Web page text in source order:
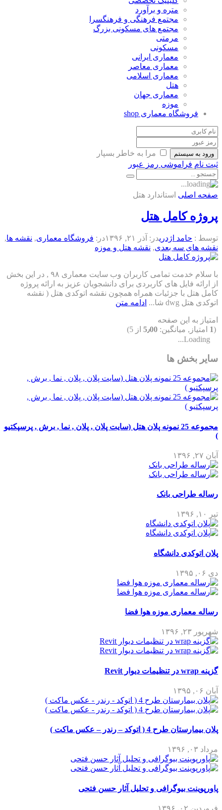
متره و برآورد
مجتمع فرهنگی و فرهنگسرا
مجتمع های مسکونی بزرگ
مرمتی
مسکونی
معماری ایرانی
معماری معاصر
معماری اسلامی
هتل
معماری جهان
موزه
فروشگاه معماری shop
ورود به سیستم
مرا به خاطر بسپار
ثبت نام فراموشی رمز عبور
صفحه اصلی استاندارد هتل
پروژه کامل هتل
توسط : حامد اژدریدر: آذر ۲۱, ۱۳۹۶ در: فروشگاه معماری, نقشه ها,
نقشه های سه بعدی, نقشه هتل و موزه
با سلام خدمت تمامی کاربران وب سایت معماری ۹۸ , در این بخش
از ارائه فایل های کاربردی برای دانشجویان عزیز به ارائه پروژه
کامل هتل با جزئیات همراه همچون نقشه اتوکدی هتل ( نقشه
اتوکدی هتل dwg شا...
ادامه متن
امتیاز به این صفحه
(
1 امتیاز, میانگین: 5٫00 از 5)
Loading...
سایر بخش ها
مجموعه 25 نمونه پلان هتل (سایت پلان , پلان , نما , برش , پرسپکتیو
)
آبان ۲۷, ۱۳۹۶
رساله طراحی بانک
تیر ۱۰, ۱۳۹۶
پلان اتوکدی دانشگاه
دی ۰۶, ۱۳۹۵
رساله معماری موزه هوا فضا
شهریور ۲۳, ۱۳۹۶
گزینه wrap در تنظیمات دیوار Revit
آبان ۰۶, ۱۳۹۵
پلان بیمارستان طرح 4 ( اتوکد – رندر – عکس ماکت )
مرداد ۰۳, ۱۳۹۶
پاورپوینت بیوگرافی و تحلیل آثار حسن فتحی
فروردین ۰۲, ۱۳۹۶